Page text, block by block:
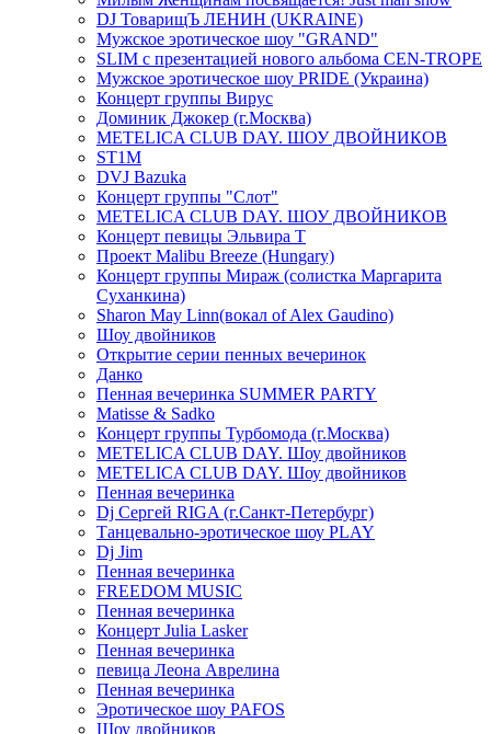
DJ ТоварищЪ ЛЕНИН (UKRAINE)
Мужское эротическое шоу "GRAND"
SLIM с презентацией нового альбома CEN-TROPE
Мужское эротическое шоу PRIDE (Украина)
Концерт группы Вирус
Доминик Джокер (г.Москва)
METELICA CLUB DAY. ШОУ ДВОЙНИКОВ
ST1M
DVJ Bazuka
Концерт группы "Слот"
METELICA CLUB DAY. ШОУ ДВОЙНИКОВ
Концерт певицы Эльвира Т
Проект Malibu Breeze (Hungary)
Концерт группы Мираж (солистка Маргарита
Суханкина)
Sharon May Linn(вокал of Alex Gaudino)
Шоу двойников
Открытие серии пенных вечеринок
Данко
Пенная вечеринка SUMMER PARTY
Matisse & Sadko
Концерт группы Турбомода (г.Москва)
METELICA CLUB DAY. Шоу двойников
METELICA CLUB DAY. Шоу двойников
Пенная вечеринка
Dj Сергей RIGA (г.Санкт-Петербург)
Танцевально-эротическое шоу PLAY
Dj Jim
Пенная вечеринка
FREEDOM MUSIC
Пенная вечеринка
Концерт Julia Lasker
Пенная вечеринка
певица Леона Аврелина
Пенная вечеринка
Эротическое шоу PAFOS
Шоу двойников